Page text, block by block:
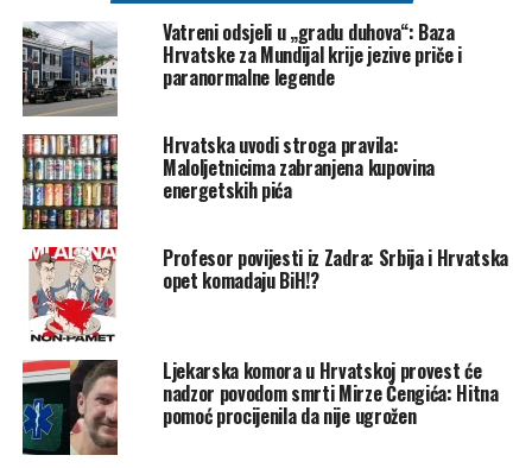
Jasenovac. Nije sve isto, kao što ni svaka žrtva nije ista. Ta
priča da je svaka žrtva ista, ni govora. Ne želite da je svaka
žrtva ista. Najbolje je reći da je sve isto. Nije.
Njegovi skandalozni istupi i izjave kojima negira genocid u
Srebrenici naišli su i tada na žestoke osude kako u
Hrvatskoj tako i u Bosni i Hercegovini.
Post
Share
Mail
POVEZANE TEME: EMIR SULJAGIĆ
HRVATSKA
ZORAN MILANOVIĆ
Vatreni odsjeli u „gradu duhova“: Baza
Hrvatske za Mundijal krije jezive priče i
paranormalne legende
Hrvatska uvodi stroga pravila:
Maloljetnicima zabranjena kupovina
energetskih pića
Profesor povijesti iz Zadra: Srbija i Hrvatska
opet komadaju BiH!?
Ljekarska komora u Hrvatskoj provest će
nadzor povodom smrti Mirze Čengića: Hitna
pomoć procijenila da nije ugrožen